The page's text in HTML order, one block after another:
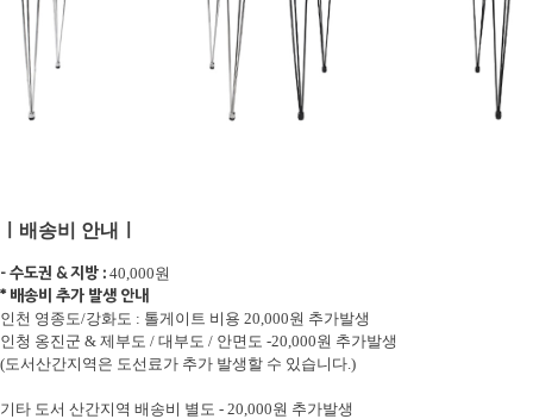
ㅣ배송비 안내ㅣ
- 수도권 & 지방 : 40,000원
* 배송비 추가 발생 안내
인천 영종도/강화도 : 톨게이트 비용 20,000원 추가발생
인청 옹진군 & 제부도 / 대부도 / 안면도 -20,000원 추가발생
(도서산간지역은 도선료가 추가 발생할 수 있습니다.)
기타 도서 산간지역 배송비 별도 - 20,000원 추가발생